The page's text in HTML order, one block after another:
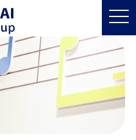
t
o
l
n
a
v
i